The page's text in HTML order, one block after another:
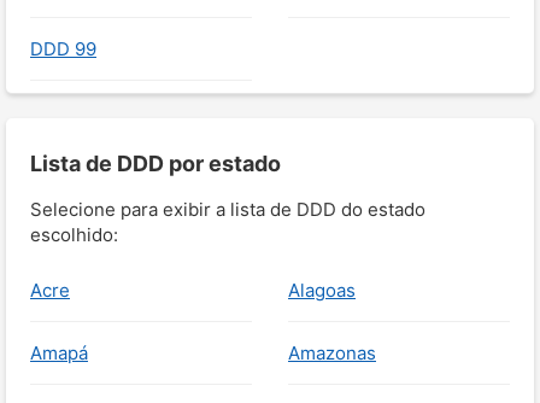
DDD 99
Lista de DDD por estado
Selecione para exibir a lista de DDD do estado
escolhido:
Acre Alagoas
Amapá Amazonas